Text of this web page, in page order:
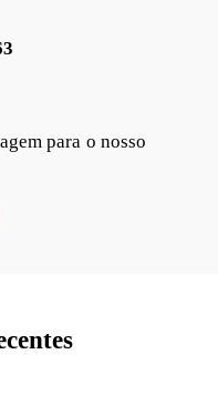
para o nosso